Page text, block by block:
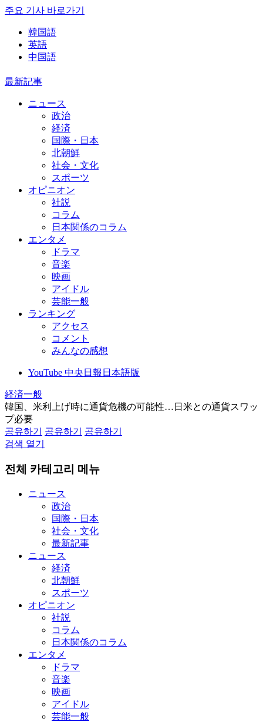
주요 기사 바로가기
韓国語
英語
中国語
最新記事
ニュース
政治
経済
国際・日本
北朝鮮
社会・文化
スポーツ
オピニオン
社説
コラム
日本関係のコラム
エンタメ
ドラマ
音楽
映画
アイドル
芸能一般
ランキング
アクセス
コメント
みんなの感想
YouTube 中央日報日本語版
経済一般
韓国、米利上げ時に通貨危機の可能性…日米との通貨スワッ
プ必要
공유하기
공유하기
공유하기
검색 열기
전체 카테고리 메뉴
ニュース
政治
国際・日本
社会・文化
最新記事
ニュース
経済
北朝鮮
スポーツ
オピニオン
社説
コラム
日本関係のコラム
エンタメ
ドラマ
音楽
映画
アイドル
芸能一般